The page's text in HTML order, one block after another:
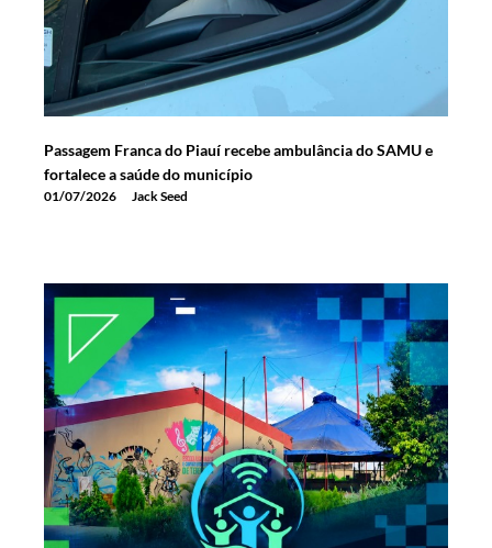
Passagem Franca do Piauí recebe ambulância do SAMU e
fortalece a saúde do município
01/07/2026 Jack Seed